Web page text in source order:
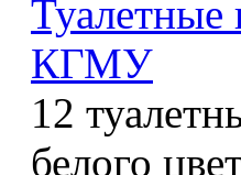
КГМУ
12
белого